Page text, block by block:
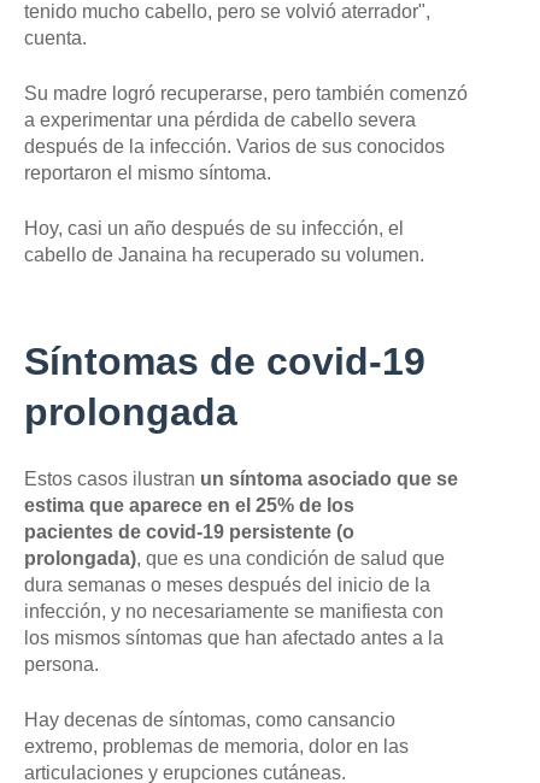
tenido mucho cabello, pero se volvió aterrador",
cuenta.
Su madre logró recuperarse, pero también comenzó
a experimentar una pérdida de cabello severa
después de la infección. Varios de sus conocidos
reportaron el mismo síntoma.
Hoy, casi un año después de su infección, el
cabello de Janaina ha recuperado su volumen.
Síntomas de covid-19
prolongada
Estos casos ilustran un síntoma asociado que se
estima que aparece en el 25% de los
pacientes de covid-19 persistente (o
prolongada), que es una condición de salud que
dura semanas o meses después del inicio de la
infección, y no necesariamente se manifiesta con
los mismos síntomas que han afectado antes a la
persona.
Hay decenas de síntomas, como cansancio
extremo, problemas de memoria, dolor en las
articulaciones y erupciones cutáneas.